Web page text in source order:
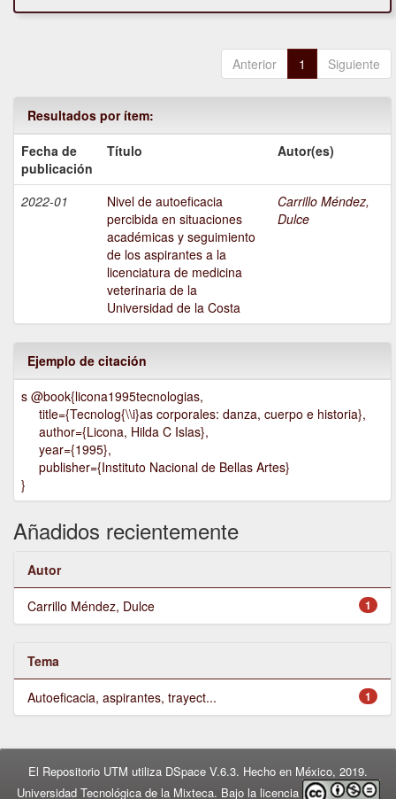
Anterior 1 Siguiente
Resultados por ítem:
Fecha de
publicación
Título Autor(es)
2022-01
Nivel de autoeficacia
percibida en situaciones
académicas y seguimiento
de los aspirantes a la
licenciatura de medicina
veterinaria de la
Universidad de la Costa
Carrillo Méndez,
Dulce
Ejemplo de citación
s @book{licona1995tecnologias,
title={Tecnolog{\\i}as corporales: danza, cuerpo e historia},
author={Licona, Hilda C Islas},
year={1995},
publisher={Instituto Nacional de Bellas Artes}
}
Añadidos recientemente
Autor
1
Carrillo Méndez, Dulce
Tema
1
Autoeficacia, aspirantes, trayect...
El Repositorio UTM utiliza DSpace V.6.3. Hecho en México, 2019.
Universidad Tecnológica de la Mixteca. Bajo la licencia